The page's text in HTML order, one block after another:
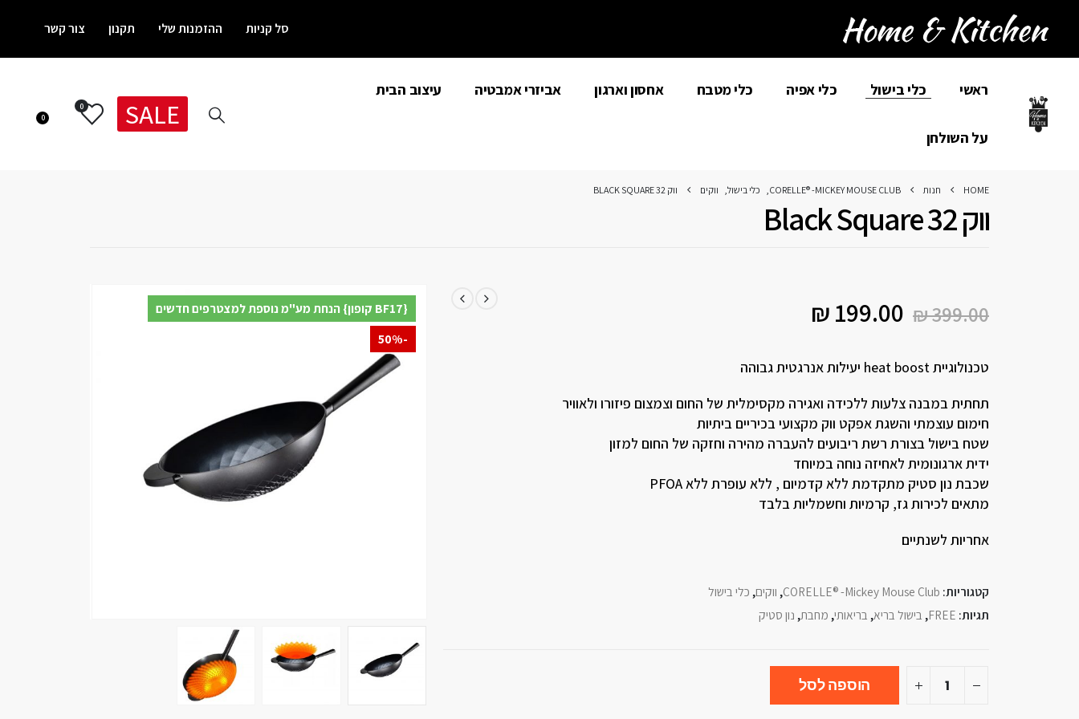
סל קניות ההזמנות שלי תקנון צור קשר
ראשי כלי בישול כלי אפיה כלי מטבח אחסון וארגון אביזרי אמבטיה עיצוב הבית
על השולחן
SALE
0
0
HOME חנות CORELLE® -MICKEY MOUSE CLUB
, כלי בישול, ווקים ווק 32 BLACK SQUARE
ווק 32 Black Square
₪399.00
₪199.00
טכנולוגיית heat boost יעילות אנרגטית גבוהה
תחתית במבנה צלעות ללכידה ואגירה מקסימלית של החום וצמצום פיזורו ולאוויר
חימום עוצמתי והשגת אפקט ווק מקצועי בכיריים ביתיות
שטח בישול בצורת רשת ריבועים להעברה מהירה וחזקה של החום למזון
ידית ארגונומית לאחיזה נוחה במיוחד
שכבת נון סטיק מתקדמת ללא קדמיום , ללא עופרת ללא PFOA
מתאים לכירות גז, קרמיות וחשמליות בלבד
אחריות לשנתיים
קטגוריות: CORELLE® -Mickey Mouse Club
, ווקים, כלי בישול
תגיות: FREE
, בישול בריא, בריאותי, מחבת, נון סטיק
הוספה לסל
{BF17 קופון} הנחת מע"מ נוספת למצטרפים חדשים
-50%